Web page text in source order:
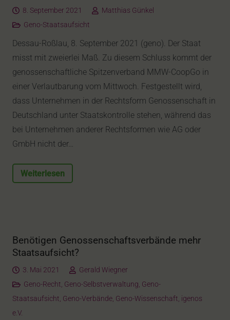
8. September 2021
Matthias Günkel
Geno-Staatsaufsicht
Dessau-Roßlau, 8. September 2021 (geno). Der Staat
misst mit zweierlei Maß. Zu diesem Schluss kommt der
genossenschaftliche Spitzenverband MMW-CoopGo in
einer Verlautbarung vom Mittwoch. Festgestellt wird,
dass Unternehmen in der Rechtsform Genossenschaft in
Deutschland unter Staatskontrolle stehen, während das
bei Unternehmen anderer Rechtsformen wie AG oder
GmbH nicht der…
Weiterlesen
Benötigen Genossenschaftsverbände mehr
Staatsaufsicht?
3. Mai 2021
Gerald Wiegner
Geno-Recht, Geno-Selbstverwaltung, Geno-
Staatsaufsicht, Geno-Verbände, Geno-Wissenschaft, igenos
e.V.